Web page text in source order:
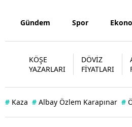
Gündem Spor
KÖŞE
YAZARLARI
DÖVİZ
FİYATLARI
# Kaza # Albay Özlem Karapınar #